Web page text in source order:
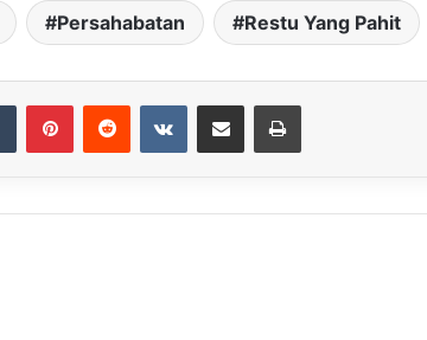
Persahabatan Restu Yang Pahit
Tumblr PinterestReddit VKontakteShare via Email Print